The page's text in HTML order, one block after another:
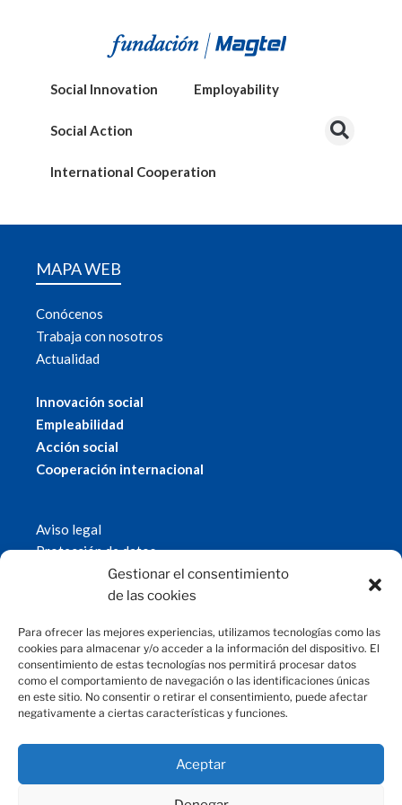
Gestionar el consentimiento
de las cookies
Para ofrecer las mejores experiencias, utilizamos tecnologías como las
cookies para almacenar y/o acceder a la información del dispositivo. El
consentimiento de estas tecnologías nos permitirá procesar datos
como el comportamiento de navegación o las identificaciones únicas
en este sitio. No consentir o retirar el consentimiento, puede afectar
negativamente a ciertas características y funciones.
Aceptar
Social Innovation Employability
Social Action
International Cooperation
MAPA WEB
Conócenos
Trabaja con nosotros
Actualidad
Innovación social
Empleabilidad
Acción social
Cooperación internacional
Aviso legal
Protección de datos
Política de cookies
© 2019 Fundación Magtel.
CONTACTO
fundacion@magtel.es
Parque Empresarial Las Quemadas
C/Gabriel Ramos Bejarano, 114
14014 Córdoba